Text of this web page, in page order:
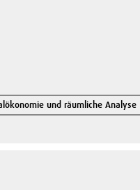
und räumliche Analyse